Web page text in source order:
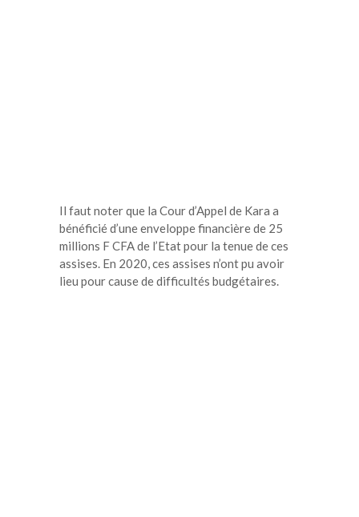
Il faut noter que la Cour d’Appel de Kara a
bénéficié d’une enveloppe financière de 25
millions F CFA de l’Etat pour la tenue de ces
assises. En 2020, ces assises n’ont pu avoir
lieu pour cause de difficultés budgétaires.